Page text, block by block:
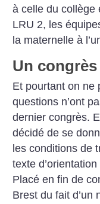
à celle du collège
LRU 2, les
la maternelle à
Un
Et pourtant on ne
questions n’ont
dernier congrès.
décidé de se
les conditions de
texte
Placé en fin de
Brest du fait d’un